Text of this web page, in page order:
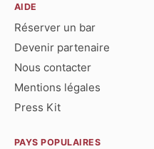
AIDE
Réserver un bar
Devenir partenaire
Nous contacter
Mentions légales
Press Kit
PAYS POPULAIRES